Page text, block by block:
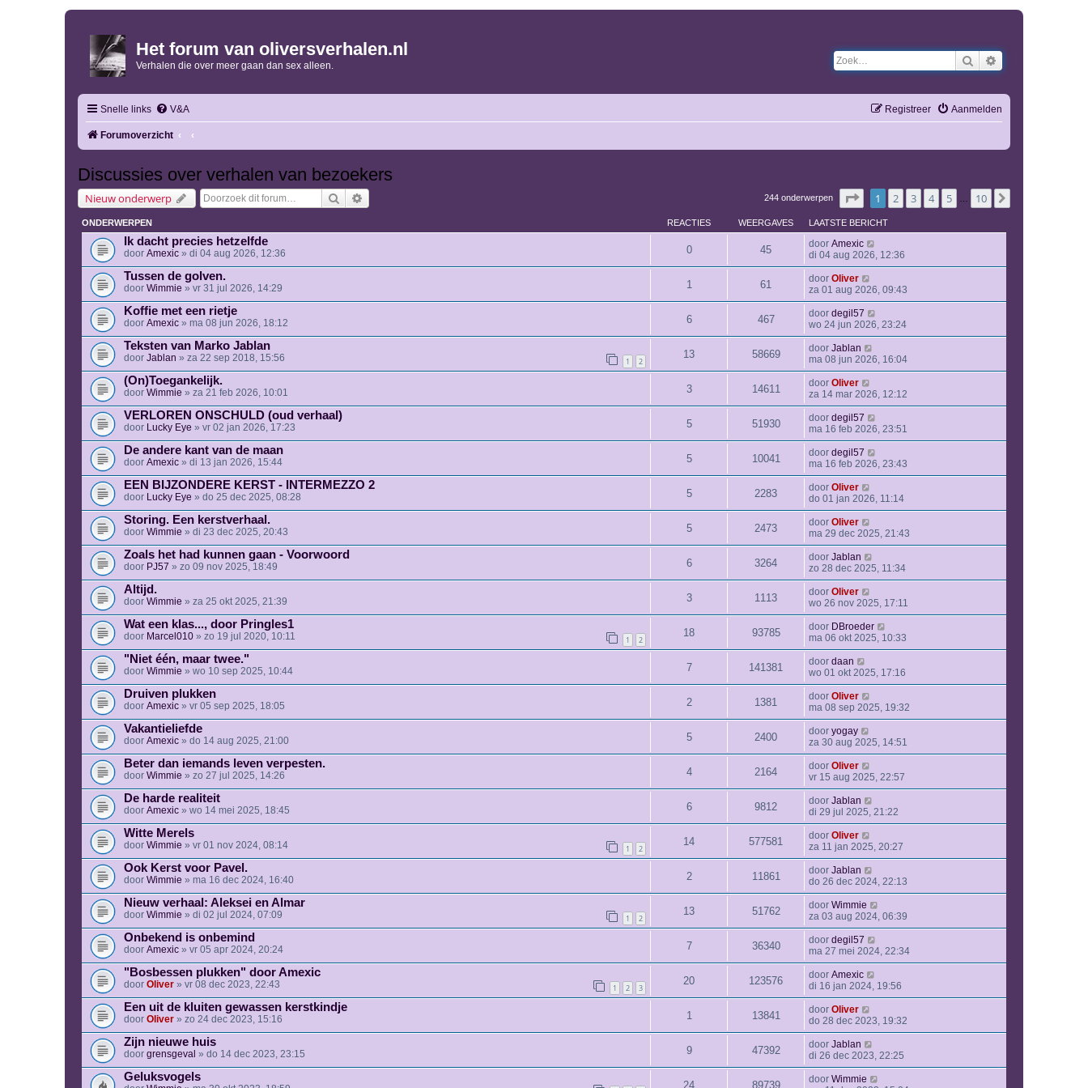
Het forum van oliversverhalen.nl
Verhalen die over meer gaan dan sex alleen. Zoek
Snelle links V&A Aanmelden
Registreer
Forumoverzicht
Discussies over verhalen van bezoekers
Nieuw onderwerp Zoek 244 onderwerpen Pagina1 van 10
1 2 3 4 5 10
ONDERWERPEN REACTIES WEERGAVES LAATSTE BERICHT
Ik dacht precies hetzelfde
door Amexic » di 04 aug 2026, 12:36 0 45 door Amexic
di 04 aug 2026, 12:36
Tussen de golven.
door Wimmie » vr 31 jul 2026, 14:29 1 61 door Oliver
za 01 aug 2026, 09:43
Koffie met een rietje
door Amexic » ma 08 jun 2026, 18:12 6 467 door degil57
wo 24 jun 2026, 23:24
Teksten van Marko Jablan
door Jablan » za 22 sep 2018, 15:56 1 2
13 58669 door Jablan
ma 08 jun 2026, 16:04
(On)Toegankelijk.
door Wimmie » za 21 feb 2026, 10:01 3 14611 door Oliver
za 14 mar 2026, 12:12
VERLOREN ONSCHULD (oud verhaal)
door Lucky Eye » vr 02 jan 2026, 17:23 5 51930 door degil57
ma 16 feb 2026, 23:51
De andere kant van de maan
door Amexic » di 13 jan 2026, 15:44 5 10041 door degil57
ma 16 feb 2026, 23:43
EEN BIJZONDERE KERST - INTERMEZZO 2
door Lucky Eye » do 25 dec 2025, 08:28 5 2283 door Oliver
do 01 jan 2026, 11:14
Storing. Een kerstverhaal.
door Wimmie » di 23 dec 2025, 20:43 5 2473 door Oliver
ma 29 dec 2025, 21:43
Zoals het had kunnen gaan - Voorwoord
door PJ57 » zo 09 nov 2025, 18:49 6 3264 door Jablan
zo 28 dec 2025, 11:34
Altijd.
door Wimmie » za 25 okt 2025, 21:39 3 1113 door Oliver
wo 26 nov 2025, 17:11
Wat een klas..., door Pringles1
door Marcel010 » zo 19 jul 2020, 10:11 1 2
18 93785 door DBroeder
ma 06 okt 2025, 10:33
"Niet één, maar twee."
door Wimmie » wo 10 sep 2025, 10:44 7 141381 door daan
wo 01 okt 2025, 17:16
Druiven plukken
door Amexic » vr 05 sep 2025, 18:05 2 1381 door Oliver
ma 08 sep 2025, 19:32
Vakantieliefde
door Amexic » do 14 aug 2025, 21:00 5 2400 door yogay
za 30 aug 2025, 14:51
Beter dan iemands leven verpesten.
door Wimmie » zo 27 jul 2025, 14:26 4 2164 door Oliver
vr 15 aug 2025, 22:57
De harde realiteit
door Amexic » wo 14 mei 2025, 18:45 6 9812 door Jablan
di 29 jul 2025, 21:22
Witte Merels
door Wimmie » vr 01 nov 2024, 08:14 1 2
14 577581 door Oliver
za 11 jan 2025, 20:27
Ook Kerst voor Pavel.
door Wimmie » ma 16 dec 2024, 16:40 2 11861 door Jablan
do 26 dec 2024, 22:13
Nieuw verhaal: Aleksei en Almar
door Wimmie » di 02 jul 2024, 07:09 1 2
13 51762 door Wimmie
za 03 aug 2024, 06:39
Onbekend is onbemind
door Amexic » vr 05 apr 2024, 20:24 7 36340 door degil57
ma 27 mei 2024, 22:34
"Bosbessen plukken" door Amexic
door Oliver » vr 08 dec 2023, 22:43 1 2 3
20 123576 door Amexic
di 16 jan 2024, 19:56
Een uit de kluiten gewassen kerstkindje
door Oliver » zo 24 dec 2023, 15:16 1 13841 door Oliver
do 28 dec 2023, 19:32
Zijn nieuwe huis
door grensgeval » do 14 dec 2023, 23:15 9 47392 door Jablan
di 26 dec 2023, 22:25
Geluksvogels
24 89739 door Wimmie